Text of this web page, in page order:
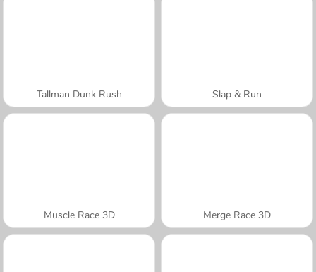
Tallman Dunk Rush Slap & Run
Muscle Race 3D Merge Race 3D